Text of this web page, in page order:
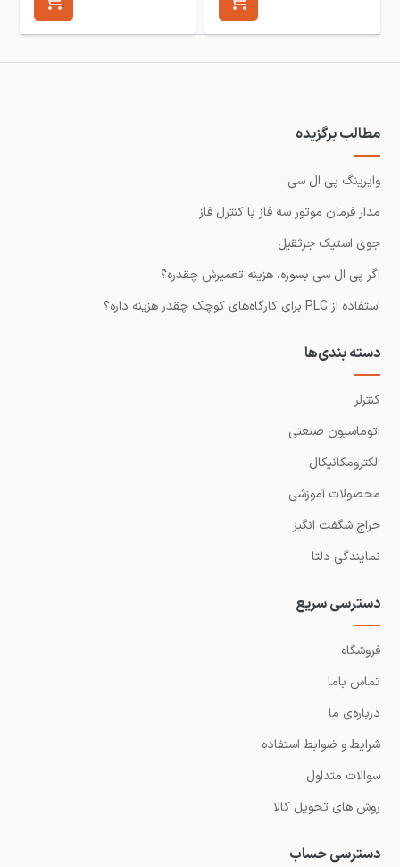
مطالب برگزیده
وایرینگ پی ال سی
مدار فرمان موتور سه فاز با کنترل فاز
جوی استیک جرثقیل
اگر پی ال سی بسوزه، هزینه تعمیرش چقدره؟
استفاده از PLC برای کارگاه‌های کوچک چقدر هزینه داره؟
دسته بندی‌ها
کنترلر
اتوماسیون صنعتی
الکترومکانیکال
محصولات آموزشی
حراج شگفت انگیز
نمایندگی دلتا
دسترسی سریع
فروشگاه
تماس باما
درباره‌ی ما
شرایط و ضوابط استفاده
سوالات متداول
روش های تحویل کالا
دسترسی حساب